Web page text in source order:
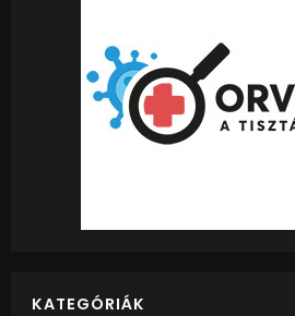
KATEGÓRIÁK